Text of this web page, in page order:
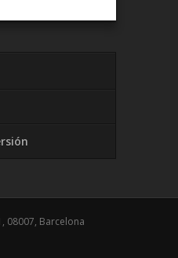
08007, Barcelona